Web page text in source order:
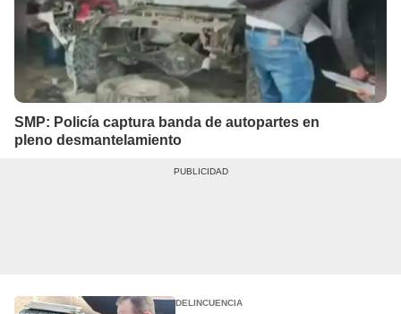
SMP: Policía captura banda de autopartes en
pleno desmantelamiento
DELINCUENCIA